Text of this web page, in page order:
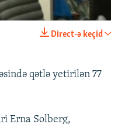
Direct-ə keçid
qətlə yetirilən 77
Erna Solberg,